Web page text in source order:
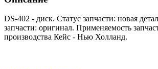
DS-402 - диск. Статус запчасти: новая
запчасти: оригинал. Применяемость
производства Кейс - Нью Холланд.